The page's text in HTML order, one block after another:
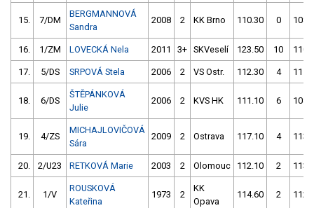
15. 7/DM
BERGMANNOVÁ
Sandra
2008 2 KK Brno 110.30 0
16. 1/ZM LOVECKÁ Nela 2011 3+ SKVeselí 123.50 10
17. 5/DS SRPOVÁ Stela 2006 2 VS Ostr. 112.30 4
18. 6/DS
ŠTĚPÁNKOVÁ
Julie
2006 2 KVS HK 111.10 6
19. 4/ZS
MICHAJLOVIČOVÁ
Sára
2009 2 Ostrava 117.10 4
20. 2/U23 RETKOVÁ Marie 2003 2 Olomouc 112.10 2
21. 1/V
ROUSKOVÁ
Kateřina
1973 2
KK
Opava
114.60 2